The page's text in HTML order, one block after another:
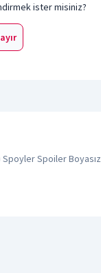
ister misiniz?
Spoiler Boyasız